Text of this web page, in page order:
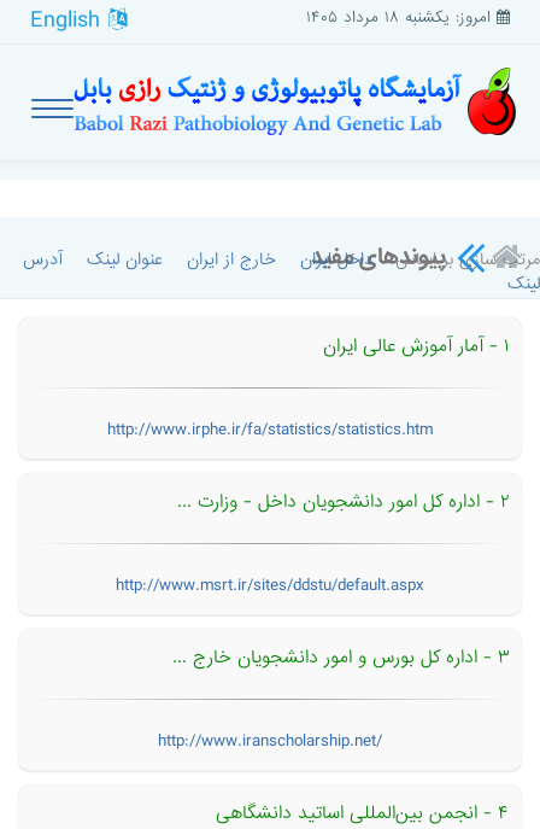
امروز: یکشنبه ۱۸ مرداد ۱۴۰۵
پیوندهای مفید
مرتب سازی بر اساس:داخل ایران خارج از ایران عنوان لینک
آدرس
لینک
۱ - آمار آموزش عالی ایران
http://www.irphe.ir/fa/statistics/statistics.htm
۲ - اداره كل امور دانشجویان داخل - وزارت ...
http://www.msrt.ir/sites/ddstu/default.aspx
۳ - اداره کل بورس و امور دانشجویان خارج ...
http://www.iranscholarship.net/
۴ - انجمن بین‌المللی اساتید دانشگاهی